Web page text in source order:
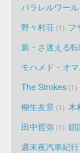
パラレルワール
野々村荘 1 フ
新・さ迷える
モハメド・オ
The Strokes 1
柳生友景 1 木
田中哲弥 1 鎖
週末夜汽車紀行